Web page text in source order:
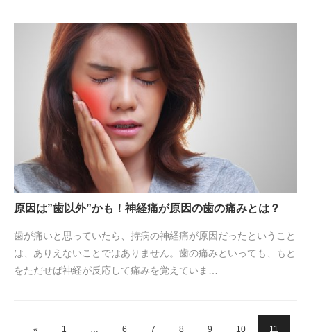
原因は”歯以外”かも！神経痛が原因の歯の痛みとは？
歯が痛いと思っていたら、持病の神経痛が原因だったということ
は、ありえないことではありません。歯の痛みといっても、もと
をただせば神経が反応して痛みを覚えていま…
« 1 … 6 7 8 9 10 11